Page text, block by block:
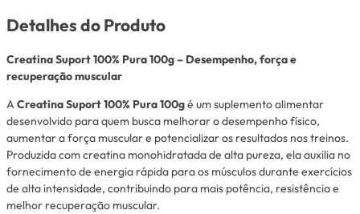
Detalhes do Produto
Creatina Suport 100% Pura 100g – Desempenho, força e
recuperação muscular
A Creatina Suport 100% Pura 100gé um suplemento alimentar
desenvolvido para quem busca melhorar o desempenho físico,
aumentar a força muscular e potencializar os resultados nos treinos.
Produzida com creatina monohidratada de alta pureza, ela auxilia no
fornecimento de energia rápida para os músculos durante exercícios
de alta intensidade, contribuindo para mais potência, resistência e
melhor recuperação muscular.